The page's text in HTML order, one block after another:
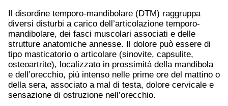
Il disordine temporo-mandibolare (DTM) raggruppa
diversi disturbi a carico dell’articolazione temporo-
mandibolare, dei fasci muscolari associati e delle
strutture anatomiche annesse. Il dolore può essere di
tipo masticatorio o articolare (sinovite, capsulite,
osteoartrite), localizzato in prossimità della mandibola
e dell’orecchio, più intenso nelle prime ore del mattino o
della sera, associato a mal di testa, dolore cervicale e
sensazione di ostruzione nell’orecchio.